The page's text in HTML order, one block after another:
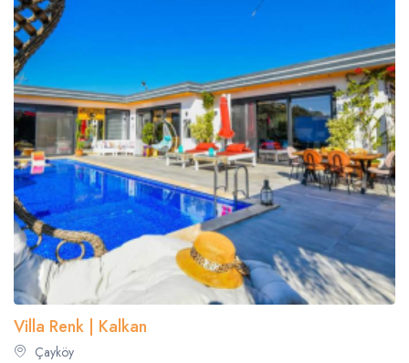
Villa Renk | Kalkan
Çayköy